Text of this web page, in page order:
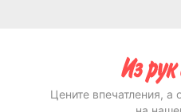
Цените впечатления, а